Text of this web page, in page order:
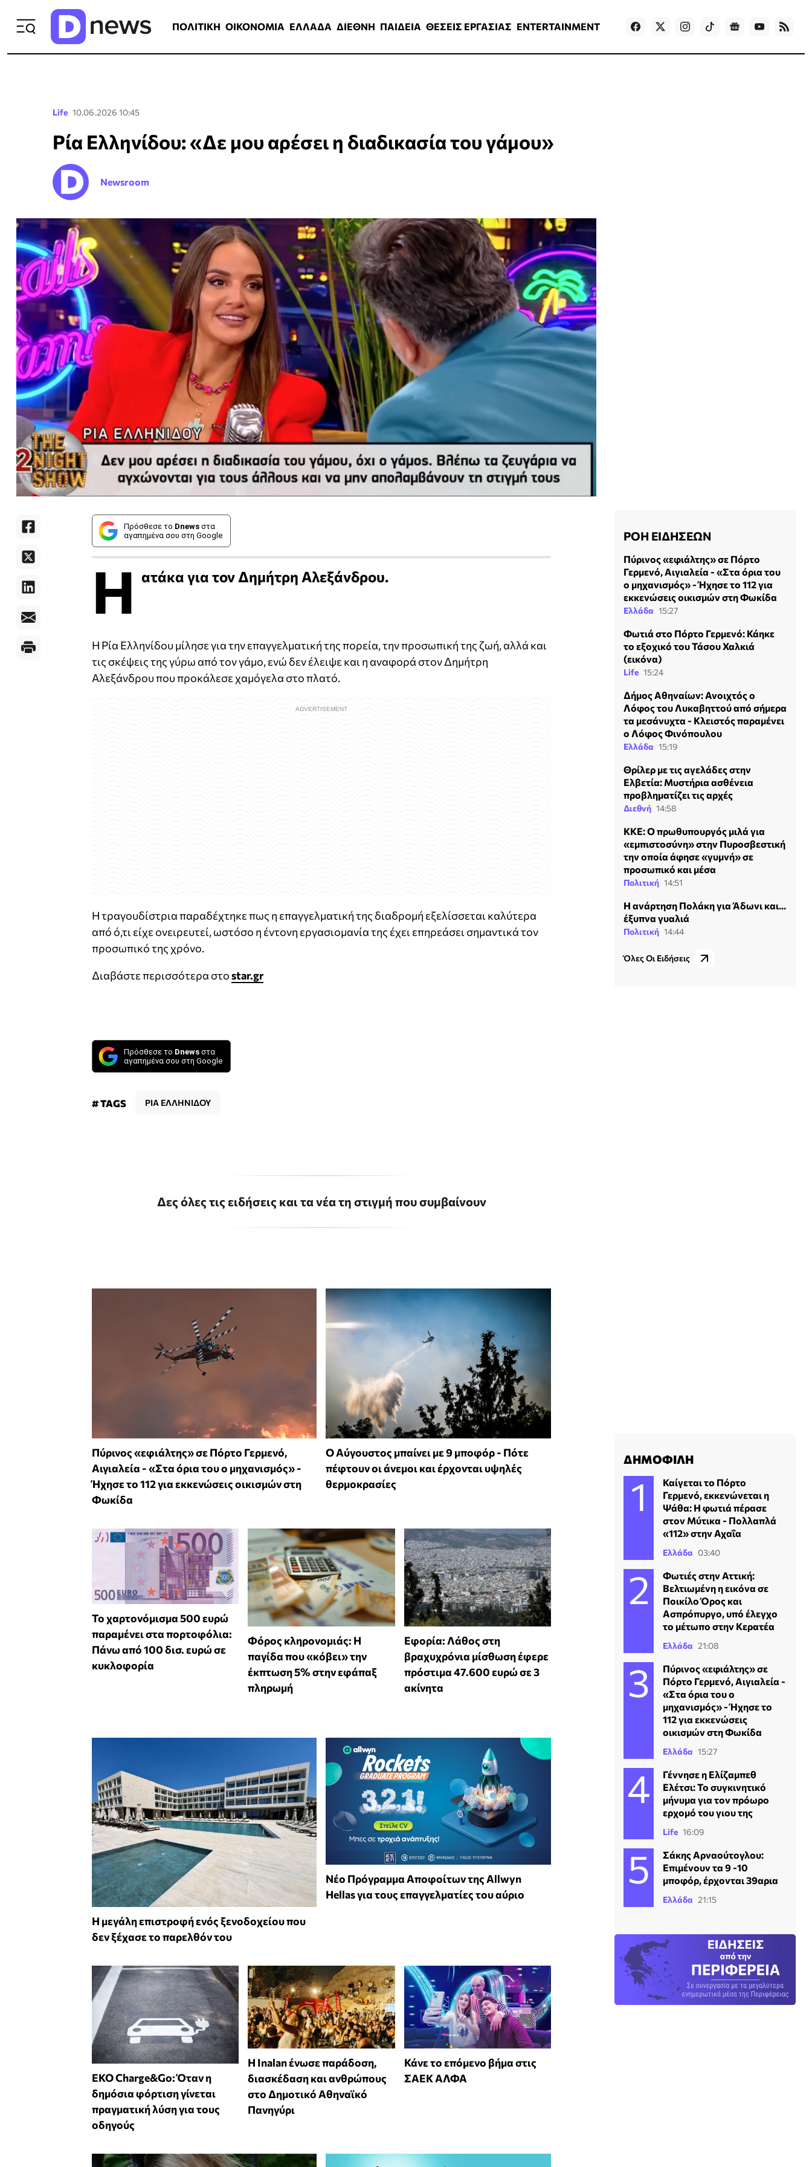
ΠΟΛΙΤΙΚΗ ΟΙΚΟΝΟΜΙΑ ΕΛΛΑΔΑ ΔΙΕΘΝΗ ΠΑΙΔΕΙΑ ΘΕΣΕΙΣ ΕΡΓΑΣΙΑΣ ENTERTAINMENT Games
Life 10.06.2026 10:45
Ρία Ελληνίδου: «Δε μου αρέσει η διαδικασία του γάμου»
Newsroom
Πρόσθεσε το Dnews στα
αγαπημένα σου στη Google
H ατάκα για τον Δημήτρη Αλεξάνδρου.
Η Ρία Ελληνίδου μίλησε για την επαγγελματική της πορεία, την προσωπική της ζωή, αλλά και
τις σκέψεις της γύρω από τον γάμο, ενώ δεν έλειψε και η αναφορά στον Δημήτρη
Αλεξάνδρου που προκάλεσε χαμόγελα στο πλατό.
Η τραγουδίστρια παραδέχτηκε πως η επαγγελματική της διαδρομή εξελίσσεται καλύτερα
από ό,τι είχε ονειρευτεί, ωστόσο η έντονη εργασιομανία της έχει επηρεάσει σημαντικά τον
προσωπικό της χρόνο.
Διαβάστε περισσότερα στοstar.gr
Πρόσθεσε το Dnews στα
αγαπημένα σου στη Google
# TAGS ΡΙΑ ΕΛΛΗΝΙΔΟΥ
Δες όλες τις ειδήσεις και τα νέα τη στιγμή που συμβαίνουν
Πύρινος «εφιάλτης» σε Πόρτο Γερμενό,
Αιγιαλεία - «Στα όρια του ο μηχανισμός» -
Ήχησε το 112 για εκκενώσεις οικισμών στη
Φωκίδα
Ο Αύγουστος μπαίνει με 9 μποφόρ - Πότε
πέφτουν οι άνεμοι και έρχονται υψηλές
θερμοκρασίες
Το χαρτονόμισμα 500 ευρώ
παραμένει στα πορτοφόλια:
Πάνω από 100 δισ. ευρώ σε
κυκλοφορία
Φόρος κληρονομιάς: Η
παγίδα που «κόβει» την
έκπτωση 5% στην εφάπαξ
πληρωμή
Εφορία: Λάθος στη
βραχυχρόνια μίσθωση έφερε
πρόστιμα 47.600 ευρώ σε 3
ακίνητα
Η μεγάλη επιστροφή ενός ξενοδοχείου που
δεν ξέχασε το παρελθόν του
Νέο Πρόγραμμα Αποφοίτων της Allwyn
Hellas για τους επαγγελματίες του αύριο
EKO Charge&Go: Όταν η
δημόσια φόρτιση γίνεται
πραγματική λύση για τους
οδηγούς
Η Inalan ένωσε παράδοση,
διασκέδαση και ανθρώπους
στο Δημοτικό Αθηναϊκό
Πανηγύρι
Κάνε το επόμενο βήμα στις
ΣΑΕΚ ΑΛΦΑ
ΡΟΗ ΕΙΔΗΣΕΩΝ
Πύρινος «εφιάλτης» σε Πόρτο
Γερμενό, Αιγιαλεία - «Στα όρια του
ο μηχανισμός» - Ήχησε το 112 για
εκκενώσεις οικισμών στη Φωκίδα
Ελλάδα 15:27
Φωτιά στο Πόρτο Γερμενό: Κάηκε
το εξοχικό του Τάσου Χαλκιά
(εικόνα)
Life 15:24
Δήμος Αθηναίων: Ανοιχτός ο
Λόφος του Λυκαβηττού από σήμερα
τα μεσάνυχτα - Κλειστός παραμένει
ο Λόφος Φινόπουλου
Ελλάδα 15:19
Θρίλερ με τις αγελάδες στην
Ελβετία: Μυστήρια ασθένεια
προβληματίζει τις αρχές
Διεθνή 14:58
KKE: Ο πρωθυπουργός μιλά για
«εμπιστοσύνη» στην Πυροσβεστική
την οποία άφησε «γυμνή» σε
προσωπικό και μέσα
Πολιτική 14:51
Η ανάρτηση Πολάκη για Άδωνι και...
έξυπνα γυαλιά
Πολιτική 14:44
Όλες Οι Ειδήσεις
ΔΗΜΟΦΙΛΗ
Καίγεται το Πόρτο
Γερμενό, εκκενώνεται η
Ψάθα: H φωτιά πέρασε
στον Μύτικα - Πολλαπλά
«112» στην Αχαΐα
Ελλάδα 03:40
Φωτιές στην Αττική:
Βελτιωμένη η εικόνα σε
Ποικίλο Όρος και
Ασπρόπυργο, υπό έλεγχο
το μέτωπο στην Κερατέα
Ελλάδα 21:08
Πύρινος «εφιάλτης» σε
Πόρτο Γερμενό, Αιγιαλεία -
«Στα όρια του ο
μηχανισμός» - Ήχησε το
112 για εκκενώσεις
οικισμών στη Φωκίδα
Ελλάδα 15:27
Γέννησε η Ελίζαμπεθ
Ελέτσι: Το συγκινητικό
μήνυμα για τον πρόωρο
ερχομό του γιου της
Life 16:09
Σάκης Αρναούτογλου:
Επιμένουν τα 9 -10
μποφόρ, έρχονται 39αρια
Ελλάδα 21:15